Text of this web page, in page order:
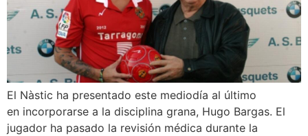
El Nàstic ha presentado este mediodía al último
en incorporarse a la disciplina grana, Hugo Bargas. El
jugador ha pasado la revisión médica durante la